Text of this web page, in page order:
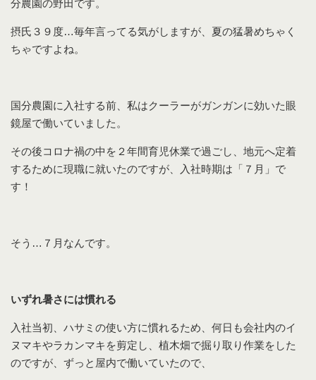
分農園の野田です。
摂氏３９度…毎年言ってる気がしますが、夏の猛暑めちゃく
ちゃですよね。
国分農園に入社する前、私はクーラーがガンガンに効いた眼
鏡屋で働いていました。
その後コロナ禍の中を２年間育児休業で過ごし、地元へ定着
するために現職に就いたのですが、入社時期は「７月」で
す！
そう…７月なんです。
いずれ暑さには慣れる
入社当初、ハサミの使い方に慣れるため、何日も会社内のイ
ヌマキやラカンマキを剪定し、植木畑で掘り取り作業をした
のですが、ずっと屋内で働いていたので、